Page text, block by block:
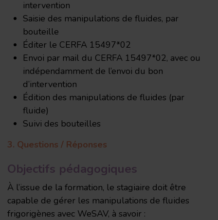
intervention
Saisie des manipulations de fluides, par
bouteille
Éditer le CERFA 15497*02
Envoi par mail du CERFA 15497*02, avec ou
indépendamment de l’envoi du bon
d’intervention
Édition des manipulations de fluides (par
fluide)
Suivi des bouteilles
3. Questions / Réponses
Objectifs pédagogiques
À l’issue de la formation, le stagiaire doit être
capable de gérer les manipulations de fluides
frigorigènes avec WeSAV, à savoir :